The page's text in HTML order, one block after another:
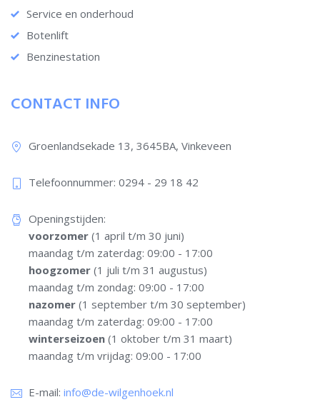
Service en onderhoud
Botenlift
Benzinestation
CONTACT INFO
Groenlandsekade 13, 3645BA, Vinkeveen
Telefoonnummer: 0294 - 29 18 42​
Openingstijden:
voorzomer(1 april t/m 30 juni)
maandag t/m zaterdag: 09:00 - 17:00
hoogzomer(1 juli t/m 31 augustus)
maandag t/m zondag: 09:00 - 17:00
nazomer(1 september t/m 30 september)
maandag t/m zaterdag: 09:00 - 17:00
winterseizoen(1 oktober t/m 31 maart)
maandag t/m vrijdag: 09:00 - 17:00
E-mail: info@de-wilgenhoek.nl